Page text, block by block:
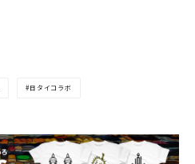
日タイコラボ